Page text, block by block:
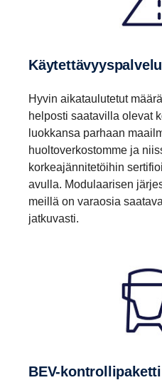
Hyvin aikataulutetut
helposti saatavilla olevat
luokkansa parhaan
huoltoverkostomme ja
korkeajännitetöihin
avulla. Modulaarisen
meillä on varaosia
jatkuvasti.
BEV-kontrollipaketti